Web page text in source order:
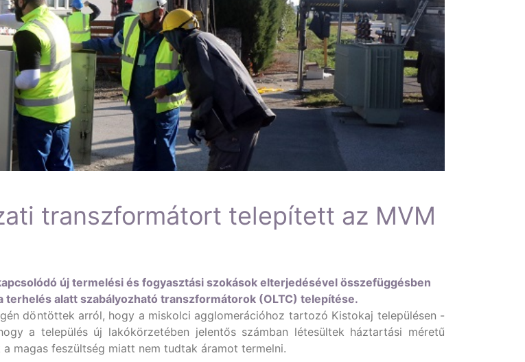
transzformátort telepített az MVM
új termelési és fogyasztási szokások elterjedésével összefüggésben
alatt szabályozható transzformátorok (OLTC) telepítése.
döntöttek arról, hogy a miskolci agglomerációhoz tartozó Kistokaj településen -
a település új lakókörzetében jelentős számban létesültek háztartási méretű
magas feszültség miatt nem tudtak áramot termelni.